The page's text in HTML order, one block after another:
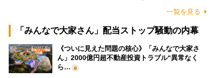
一覧を見る
「みんなで大家さん」配当ストップ騒動の内幕
《ついに見えた問題の核心》「みんなで大家さ
ん」2000億円超不動産投資トラブル“異常なく
ら…